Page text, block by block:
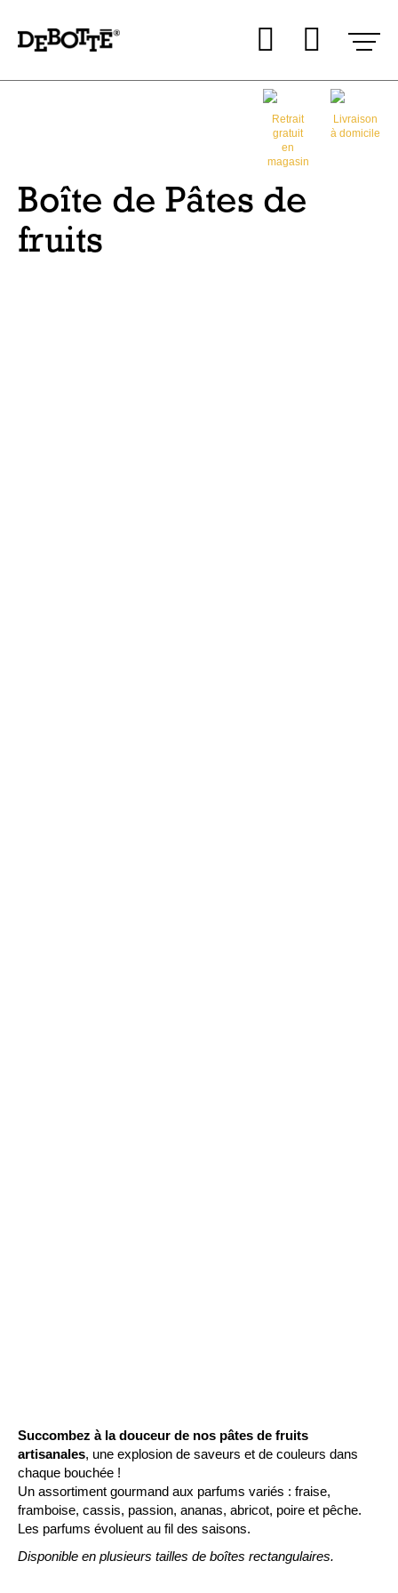
au
menu
contenu
Mon
Retrait
gratuit
en
magasin
Livraison
à domicile
Boîte de Pâtes de
fruits
Succombez à la douceur de nos pâtes de fruits
artisanales, une explosion de saveurs et de couleurs dans
chaque bouchée !
Un assortiment gourmand aux parfums variés : fraise,
framboise, cassis, passion, ananas, abricot, poire et pêche.
Les parfums évoluent au fil des saisons.
Disponible en plusieurs tailles de boîtes rectangulaires.